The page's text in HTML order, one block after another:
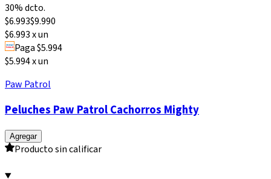
30% dcto.
$6.993$9.990
$6.993 x un
Paga $5.994
$5.994 x un
Paw Patrol
Peluches Paw Patrol Cachorros Mighty
Agregar
Producto sin calificar